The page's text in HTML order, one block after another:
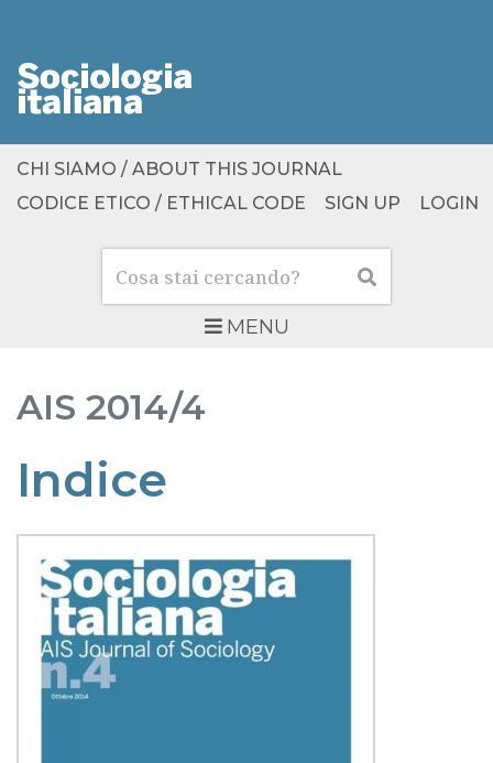
MENU
Cerca Cerca
CHI SIAMO / ABOUT THIS JOURNAL
CODICE ETICO / ETHICAL CODE
SIGN UP LOGIN
AIS 2014/4
Indice